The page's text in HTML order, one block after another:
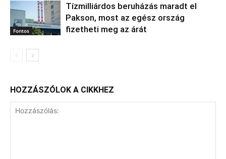
Fontos
Tízmilliárdos beruházás maradt el
Pakson, most az egész ország
fizetheti meg az árát
HOZZÁSZÓLOK A CIKKHEZ